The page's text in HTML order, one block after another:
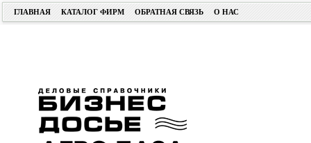
ГЛАВНАЯ КАТАЛОГ ФИРМ ОБРАТНАЯ СВЯЗЬ О НАС